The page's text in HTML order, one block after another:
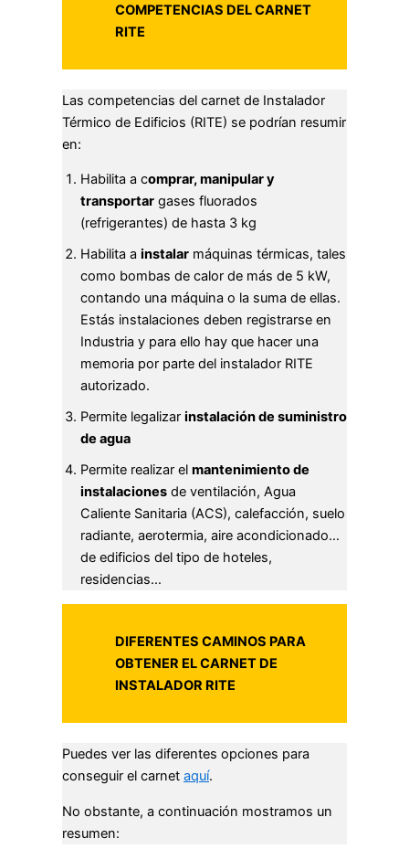
COMPETENCIAS DEL CARNET
RITE
Las competencias del carnet de Instalador
Térmico de Edificios (RITE) se podrían resumir
en:
Habilita a comprar, manipular y
transportar gases fluorados
(refrigerantes) de hasta 3 kg
Habilita a instalar máquinas térmicas, tales
como bombas de calor de más de 5 kW,
contando una máquina o la suma de ellas.
Estás instalaciones deben registrarse en
Industria y para ello hay que hacer una
memoria por parte del instalador RITE
autorizado.
Permite legalizar instalación de suministro
de agua
Permite realizar el mantenimiento de
instalaciones de ventilación, Agua
Caliente Sanitaria (ACS), calefacción, suelo
radiante, aerotermia, aire acondicionado…
de edificios del tipo de hoteles,
residencias…
DIFERENTES CAMINOS PARA
OBTENER EL CARNET DE
INSTALADOR RITE
Puedes ver las diferentes opciones para
conseguir el carnet aquí.
No obstante, a continuación mostramos un
resumen: